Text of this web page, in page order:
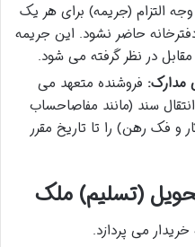
التزام (جریمه) برای هر یک
حاضر نشود. این جریمه
در نظر گرفته می شود.
مدارک: فروشنده متعهد می
سند (مانند مفاصاحساب
و فک رهن) را تا تاریخ مقرر
می پردازد.